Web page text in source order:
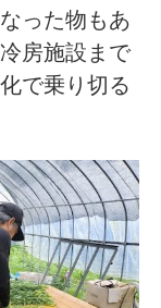
った物もあ
房施設まで
で乗り切る